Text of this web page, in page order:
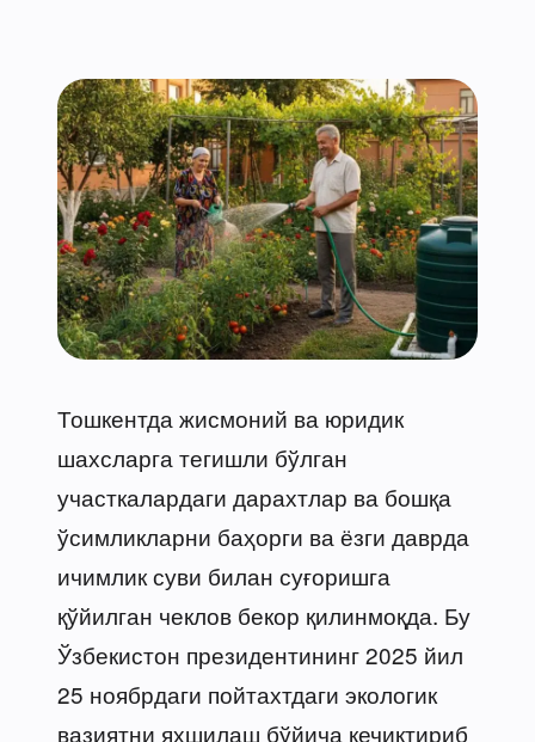
Тошкентда жисмоний ва юридик
шахсларга тегишли бўлган
участкалардаги дарахтлар ва бошқа
ўсимликларни баҳорги ва ёзги даврда
ичимлик суви билан суғоришга
қўйилган чеклов бекор қилинмоқда. Бу
Ўзбекистон президентининг 2025 йил
25 ноябрдаги пойтахтдаги экологик
вазиятни яхшилаш бўйича кечиктириб